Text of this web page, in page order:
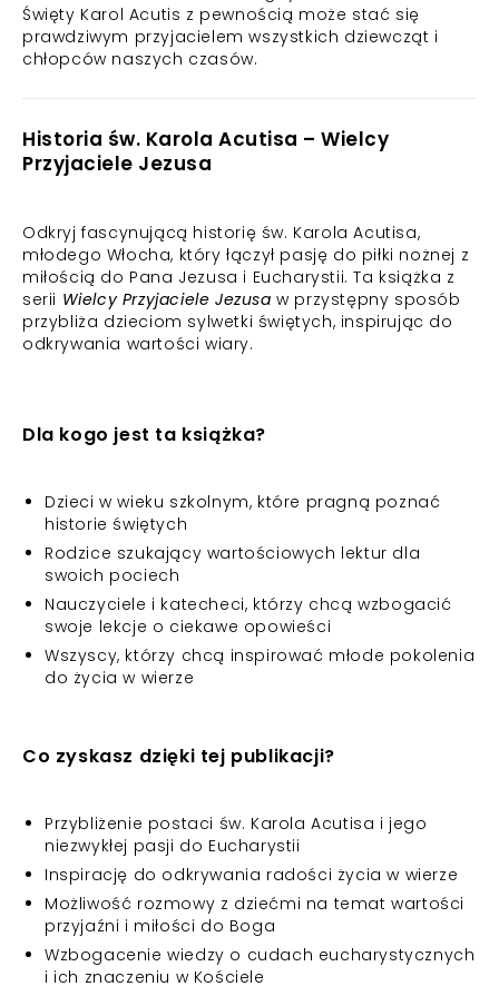
Święty Karol Acutis z pewnością może stać się
prawdziwym przyjacielem wszystkich dziewcząt i
chłopców naszych czasów.
Historia św. Karola Acutisa – Wielcy
Przyjaciele Jezusa
Odkryj fascynującą historię św. Karola Acutisa,
młodego Włocha, który łączył pasję do piłki nożnej z
miłością do Pana Jezusa i Eucharystii. Ta książka z
serii Wielcy Przyjaciele Jezusa w przystępny sposób
przybliża dzieciom sylwetki świętych, inspirując do
odkrywania wartości wiary.
Dla kogo jest ta książka?
Dzieci w wieku szkolnym, które pragną poznać
historie świętych
Rodzice szukający wartościowych lektur dla
swoich pociech
Nauczyciele i katecheci, którzy chcą wzbogacić
swoje lekcje o ciekawe opowieści
Wszyscy, którzy chcą inspirować młode pokolenia
do życia w wierze
Co zyskasz dzięki tej publikacji?
Przybliżenie postaci św. Karola Acutisa i jego
niezwykłej pasji do Eucharystii
Inspirację do odkrywania radości życia w wierze
Możliwość rozmowy z dziećmi na temat wartości
przyjaźni i miłości do Boga
Wzbogacenie wiedzy o cudach eucharystycznych
i ich znaczeniu w Kościele